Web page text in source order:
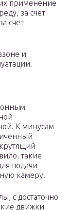
применение
за счет
счет
и
К минусам
такие
подачи
камеру.
с достаточно
движки